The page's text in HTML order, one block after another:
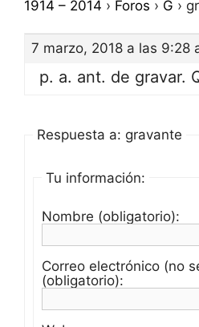
1914 – 2014 › Foros › G ›
7 marzo, 2018 a las 9:28
p. a. ant. de gravar.
Respuesta a: gravante
Tu información:
Nombre (obligatorio):
Correo electrónico (no
(obligatorio):